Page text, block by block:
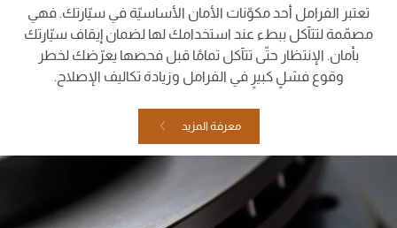
تعتبر الفرامل أحد مكوّنات الأمان الأساسيّة في سيّارتك. فهي
مصمّمة لتتآكل ببطء عند استخدامك لها لضمان إيقاف سيّارتك
بأمان. الإنتظار حتّى تتآكل تمامًا قبل فحصها يعرّضك لخطر
وقوع فشلٍ كبيرٍ في الفرامل وزيادة تكاليف الإصلاح.
معرفة المزيد